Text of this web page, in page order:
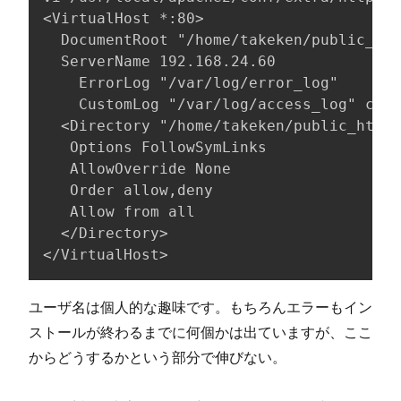
<VirtualHost *:80>
DocumentRoot "/home/takeken/
  ServerName 192.168.24.60
    ErrorLog "/var/log/error_log"
CustomLog "/var/log/access_log"
<Directory "/home/takeken/
   Options FollowSymLinks
   AllowOverride None
   Order allow,deny
   Allow from all
  </Directory>
</VirtualHost>
ユーザ名は個人的な趣味です。もちろんエラーもイン
ストールが終わるまでに何個かは出ていますが、ここ
からどうするかという部分で伸びない。